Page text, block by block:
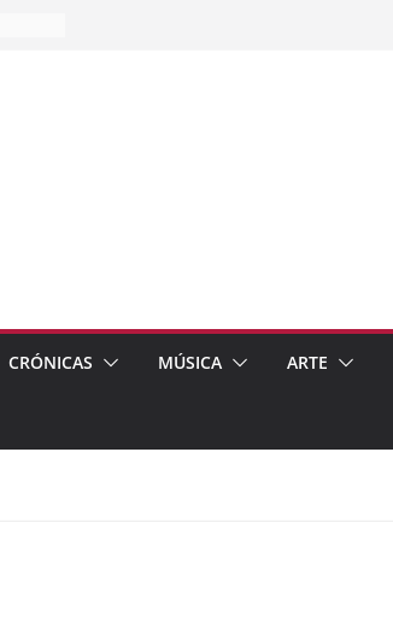
CRÓNICAS MÚSICA ARTE